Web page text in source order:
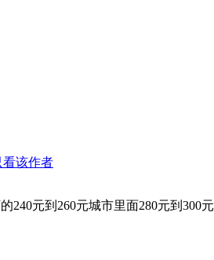
看该作者
240元到260元城市里面280元到300元